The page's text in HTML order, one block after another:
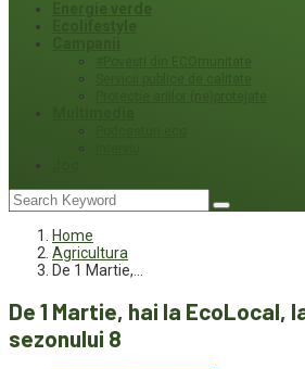
Home
Agricultura
De 1 Martie,…
De 1 Martie, hai la EcoLocal,
sezonului 8